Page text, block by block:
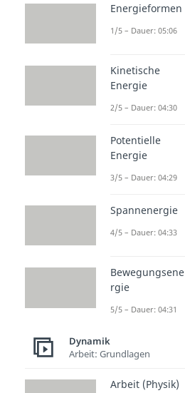
Energieformen
1/5 – Dauer: 05:06
Kinetische
Energie
2/5 – Dauer: 04:30
Potentielle
Energie
3/5 – Dauer: 04:29
Spannenergie
4/5 – Dauer: 04:33
Bewegungsene
rgie
5/5 – Dauer: 04:31
Dynamik
Arbeit: Grundlagen
Arbeit (Physik)